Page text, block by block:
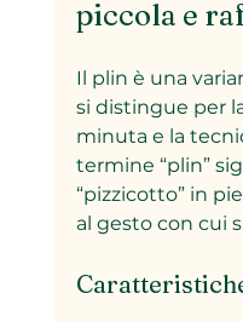
piccola e
Il plin è una
si distingue per
minuta e la
termine “plin”
“pizzicotto” in
al gesto con cui